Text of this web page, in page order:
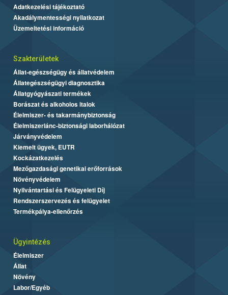
Adatkezelési tájékoztató
Akadálymentességi nyilatkozat
Üzemeltetési információ
Szakterületek
Állat-egészségügy és állatvédelem
Állategészségügyi diagnosztika
Állatgyógyászati termékek
Borászat és alkoholos italok
Élelmiszer- és takarmánybiztonság
Élelmiszerlánc-biztonsági laborhálózat
Járványvédelem
Kiemelt ügyek, EUTR
Kockázatkezelés
Mezőgazdasági genetikai erőforrások
Növényvédelem
Nyilvántartási és Felügyeleti Díj
Rendszerszervezés és felügyelet
Termékpálya-ellenőrzés
Ügyintézés
Élelmiszer
Állat
Növény
Labor/Egyéb